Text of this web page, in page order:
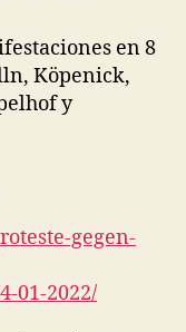
en 8
Köpenick,
y
gegen-
01-2022/